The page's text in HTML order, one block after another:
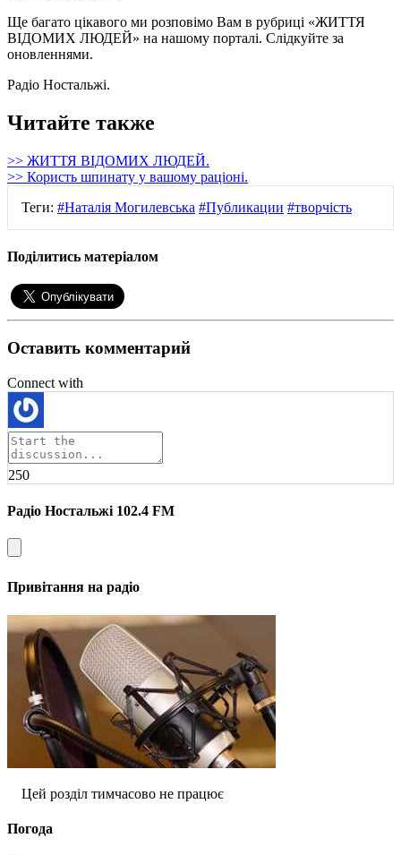
Ще багато цікавого ми розповімо Вам в рубриці «ЖИТТЯ
ВІДОМИХ ЛЮДЕЙ» на нашому порталі. Слідкуйте за
оновленнями.
Радіо Ностальжі.
Читайте также
>> ЖИТТЯ ВІДОМИХ ЛЮДЕЙ.
>> Користь шпинату у вашому раціоні.
Теги: #Наталія Могилевська #Публикации #творчість
Поділитись матеріалом
Оставить комментарий
Connect with
250
Радіо Ностальжі 102.4 FM
Привітання на радіо
Цей розділ тимчасово не працює
Погода